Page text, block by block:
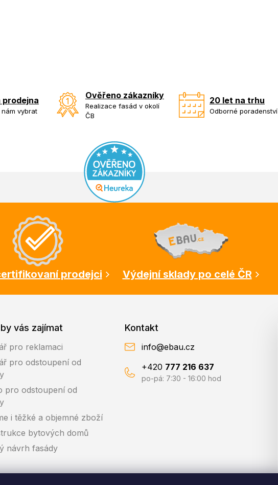
prodejna
vybrat
Ověřeno zákazníky
Realizace fasád v okolí
ČB
20 let na trhu
Odborné poradenství
prodejci Výdejní sklady po celé ČR
vás zajímat
pro reklamaci
pro odstoupení od
pro odstoupení od
i těžké a objemné zboží
bytových domů
návrh fasády
Kontakt
info@ebau.cz
+420 777 216 637
po-pá: 7:30 - 16:00 hod